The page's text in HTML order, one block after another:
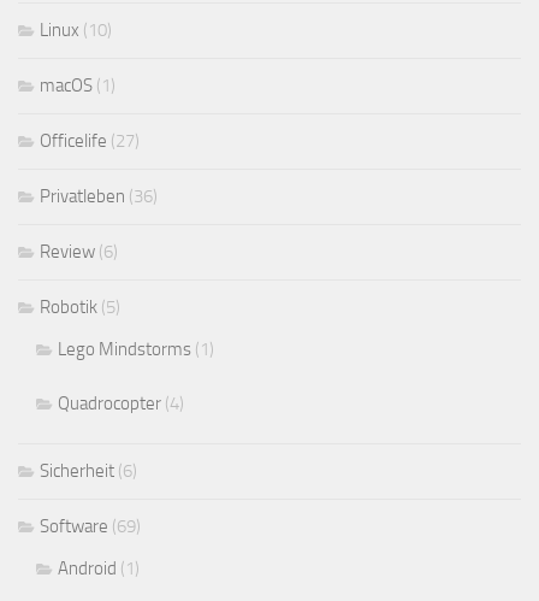
Linux (10)
macOS (1)
Officelife (27)
Privatleben (36)
Review (6)
Robotik (5)
Lego Mindstorms (1)
Quadrocopter (4)
Sicherheit (6)
Software (69)
Android (1)